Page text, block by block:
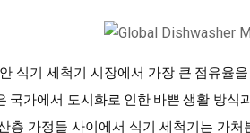
식기 세척기 시장에서 가장 큰 점유율
국가에서 도시화로 인한 바쁜 생활 방식
층 가정들 사이에서 식기 세척기는 가